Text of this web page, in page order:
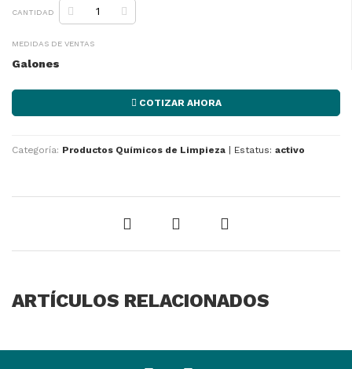
CANTIDAD
MEDIDAS DE VENTAS
Galones
COTIZAR AHORA
Categoría: Productos Químicos de Limpieza Estatus: activo
ARTÍCULOS RELACIONADOS